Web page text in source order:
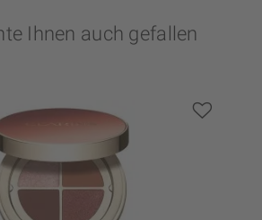
Ihnen auch gefallen